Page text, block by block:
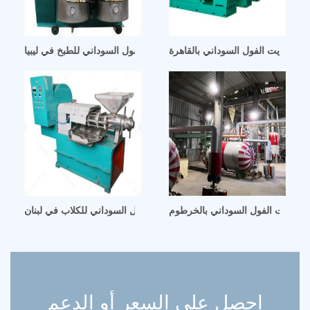
آلة عصر زيت السمسم والفول السوداني للطبخ في ليبيا
هضم زيت الفول السوداني بالقاهرة
آلة ضغط زيت الفول السوداني للكلاب في لبنانزيت الفول السوداني بالخرطوم
احصل على السعر أو الدعم